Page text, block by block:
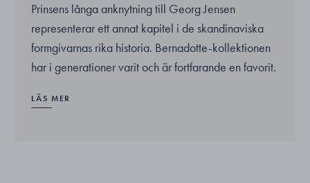
Prinsens långa anknytning till Georg Jensen
representerar ett annat kapitel i de skandinaviska
formgivarnas rika historia. Bernadotte-kollektionen
har i generationer varit och är fortfarande en favorit.
LÄS MER